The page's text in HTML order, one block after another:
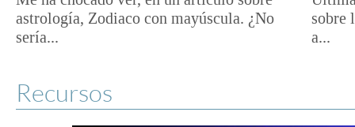
astrología, Zodiaco con mayúscula. ¿No
sería...
sobre
a...
Recursos